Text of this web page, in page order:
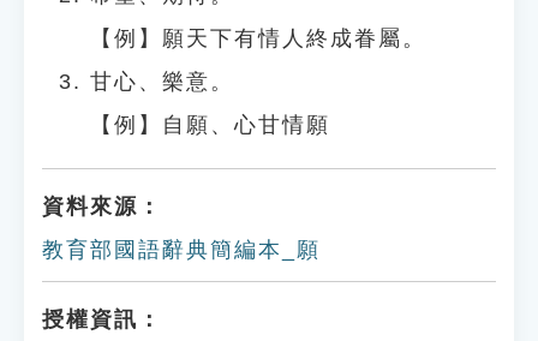
【例】願天下有情人終成眷屬。
甘心、樂意。
【例】自願、心甘情願
資料來源：
教育部國語辭典簡編本_願
授權資訊：